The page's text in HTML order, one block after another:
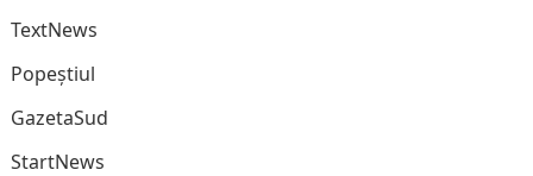
TextNews
Popeștiul
GazetaSud
StartNews